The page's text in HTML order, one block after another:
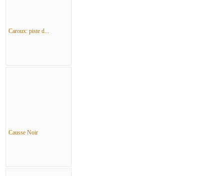
Caroux: piste d...
Causse Noir